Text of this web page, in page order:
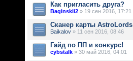
Как пригласить друга?
Baginskii2 » 19 сен 2016, 17:21
Сканер карты AstroLords
Baikalov » 11 сен 2016, 08:46
Гайд по ПП и конкурс!
cybstalk » 30 май 2016, 04:01